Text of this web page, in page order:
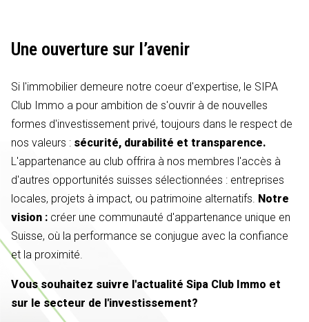
Une ouverture sur l’avenir
Si l'immobilier demeure notre coeur d'expertise, le SIPA
Club Immo a pour ambition de s'ouvrir à de nouvelles
formes d'investissement privé, toujours dans le respect de
nos valeurs : sécurité, durabilité et transparence.
L'appartenance au club offrira à nos membres l'accès à
d'autres opportunités suisses sélectionnées : entreprises
locales, projets à impact, ou patrimoine alternatifs. Notre
vision : créer une communauté d'appartenance unique en
Suisse, où la performance se conjugue avec la confiance
et la proximité.
Vous souhaitez suivre l'actualité Sipa Club Immo et
sur le secteur de l'investissement?